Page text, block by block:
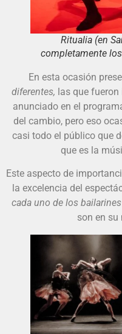
Ritualia (en
completamente
En esta ocasión
diferentes, las que fueron
anunciado en el
del cambio, pero eso
casi todo el público que
que es la
Este aspecto de
la excelencia del
cada uno de los bailarines
son en su